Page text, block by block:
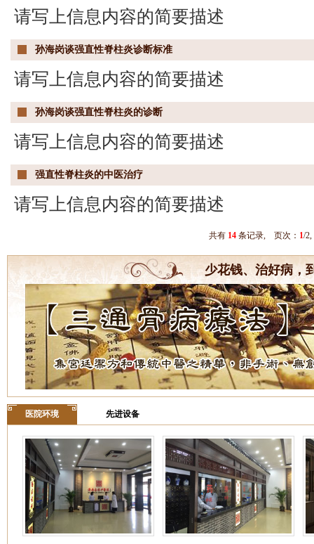
请写上信息内容的简要描述
孙海岗谈强直性脊柱炎诊断标准
请写上信息内容的简要描述
孙海岗谈强直性脊柱炎的诊断
请写上信息内容的简要描述
强直性脊柱炎的中医治疗
请写上信息内容的简要描述
共有 14条记录, 页次： 1/
少花钱、治好病，
医院环境 先进设备